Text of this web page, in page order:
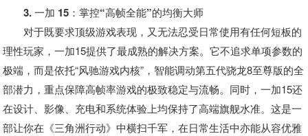
3. 一加 15：掌控“高帧全能”的均衡大师
对于既要求顶级游戏表现，又无法忍受日常使用有任何短板的
理性玩家，一加15提供了最成熟的解决方案。它不追求单项参数的
极端，而是依托“风驰游戏内核”，智能调动第五代骁龙8至尊版的全
部潜力，重点保障高帧率游戏的极致稳定与流畅。同时，一加15还
在设计、影像、充电和系统体验上均保持了高端旗舰水准。这是一
部让你在《三角洲行动》中横扫千军，在日常生活中亦能从容优雅